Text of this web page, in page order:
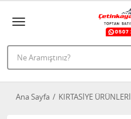
Ana Sayfa KIRTASİYE ÜRÜNLERİ